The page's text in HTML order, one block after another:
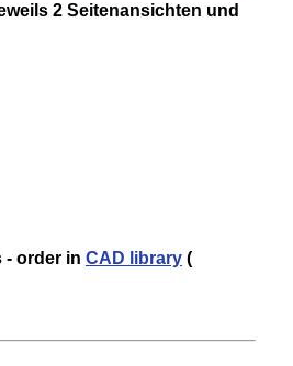
2 Seitenansichten und
- order in CAD library (